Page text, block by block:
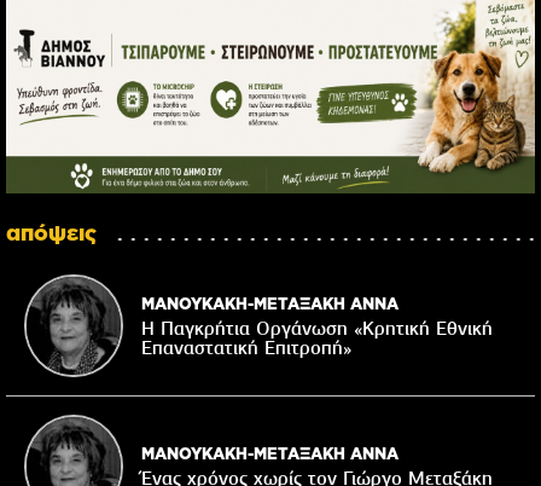
απόψεις
ΜΑΝΟΥΚΑΚΗ-ΜΕΤΑΞΑΚΗ ΑΝΝΑ
Η Παγκρήτια Οργάνωση «Κρητική Εθνική
Επαναστατική Eπιτροπή»
ΜΑΝΟΥΚΑΚΗ-ΜΕΤΑΞΑΚΗ ΑΝΝΑ
Ένας χρόνος χωρίς τον Γιώργο Μεταξάκη